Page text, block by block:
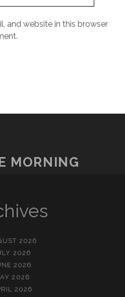
and website in this browser
MORNING
2026
2026
2026
2026
2026